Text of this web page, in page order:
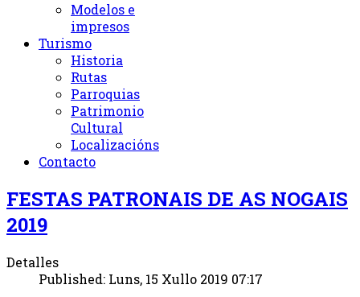
Modelos e
impresos
Turismo
Historia
Rutas
Parroquias
Patrimonio
Cultural
Localizacións
Contacto
FESTAS PATRONAIS DE AS NOGAIS
2019
Detalles
Published: Luns, 15 Xullo 2019 07:17